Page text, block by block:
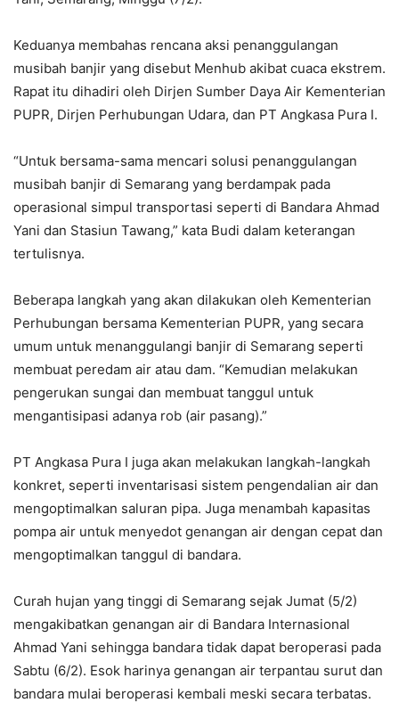
Keduanya membahas rencana aksi penanggulangan
musibah banjir yang disebut Menhub akibat cuaca ekstrem.
Rapat itu dihadiri oleh Dirjen Sumber Daya Air Kementerian
PUPR, Dirjen Perhubungan Udara, dan PT Angkasa Pura I.
“Untuk bersama-sama mencari solusi penanggulangan
musibah banjir di Semarang yang berdampak pada
operasional simpul transportasi seperti di Bandara Ahmad
Yani dan Stasiun Tawang,” kata Budi dalam keterangan
tertulisnya.
Beberapa langkah yang akan dilakukan oleh Kementerian
Perhubungan bersama Kementerian PUPR, yang secara
umum untuk menanggulangi banjir di Semarang seperti
membuat peredam air atau dam. “Kemudian melakukan
pengerukan sungai dan membuat tanggul untuk
mengantisipasi adanya rob (air pasang).”
PT Angkasa Pura I juga akan melakukan langkah-langkah
konkret, seperti inventarisasi sistem pengendalian air dan
mengoptimalkan saluran pipa. Juga menambah kapasitas
pompa air untuk menyedot genangan air dengan cepat dan
mengoptimalkan tanggul di bandara.
Curah hujan yang tinggi di Semarang sejak Jumat (5/2)
mengakibatkan genangan air di Bandara Internasional
Ahmad Yani sehingga bandara tidak dapat beroperasi pada
Sabtu (6/2). Esok harinya genangan air terpantau surut dan
bandara mulai beroperasi kembali meski secara terbatas.